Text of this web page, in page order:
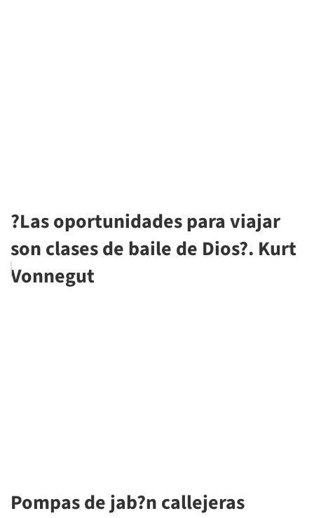
?Las oportunidades para viajar
son clases de baile de Dios?. Kurt
Vonnegut
Pompas de jab?n callejeras